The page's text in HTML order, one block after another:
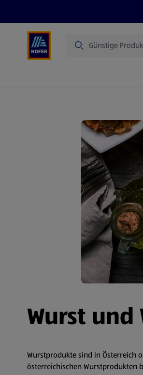
Wurst und
Wurstprodukte sind in Österreich
österreichischen Wurstprodukten